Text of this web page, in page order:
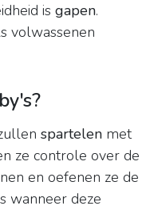
is gapen.
volwassenen
spartelen met
ze controle over de
en oefenen ze de
wanneer deze